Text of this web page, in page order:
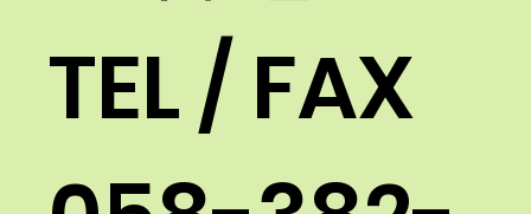
TEL / FAX